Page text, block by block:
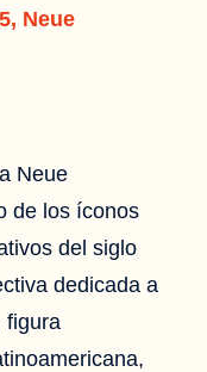
Neue
Neue
de los íconos
del siglo
dedicada a
figura